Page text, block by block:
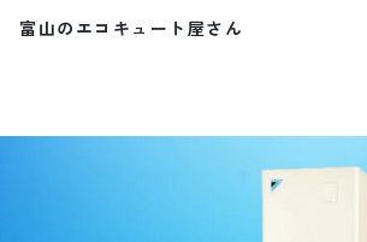
富山のエコキュート屋さん